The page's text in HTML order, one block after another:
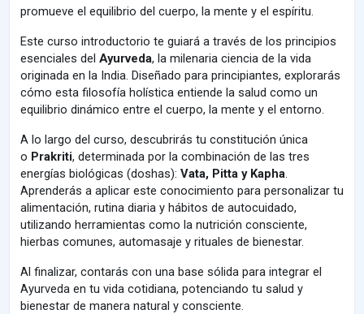
promueve el equilibrio del cuerpo, la mente y el espíritu.
Este curso introductorio te guiará a través de los principios
esenciales del Ayurveda, la milenaria ciencia de la vida
originada en la India. Diseñado para principiantes, explorarás
cómo esta filosofía holística entiende la salud como un
equilibrio dinámico entre el cuerpo, la mente y el entorno.
A lo largo del curso, descubrirás tu constitución única
o Prakriti, determinada por la combinación de las tres
energías biológicas (doshas): Vata, Pitta y Kapha.
Aprenderás a aplicar este conocimiento para personalizar tu
alimentación, rutina diaria y hábitos de autocuidado,
utilizando herramientas como la nutrición consciente,
hierbas comunes, automasaje y rituales de bienestar.
Al finalizar, contarás con una base sólida para integrar el
Ayurveda en tu vida cotidiana, potenciando tu salud y
bienestar de manera natural y consciente.